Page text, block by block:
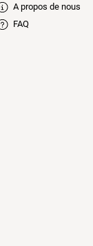
A propos de nous
FAQ